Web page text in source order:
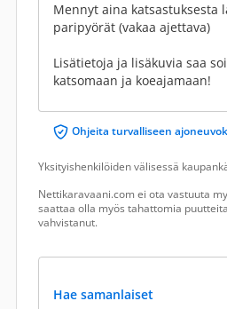
Mennyt aina katsastuksesta
paripyörät (vakaa ajettava)
Lisätietoja ja lisäkuvia saa
katsomaan ja koeajamaan!
Ohjeita turvalliseen
Yksityishenkilöiden välisessä
Nettikaravaani.com ei ota vastuuta
saattaa olla myös tahattomia
vahvistanut.
Hae samanlaiset